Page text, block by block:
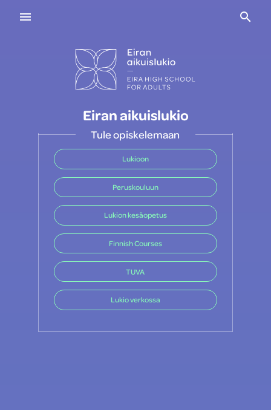
Eiran aikuislukio
Tule opiskelemaan
Lukioon
Peruskouluun
Lukion kesäopetus
Finnish Courses
TUVA
Lukio verkossa